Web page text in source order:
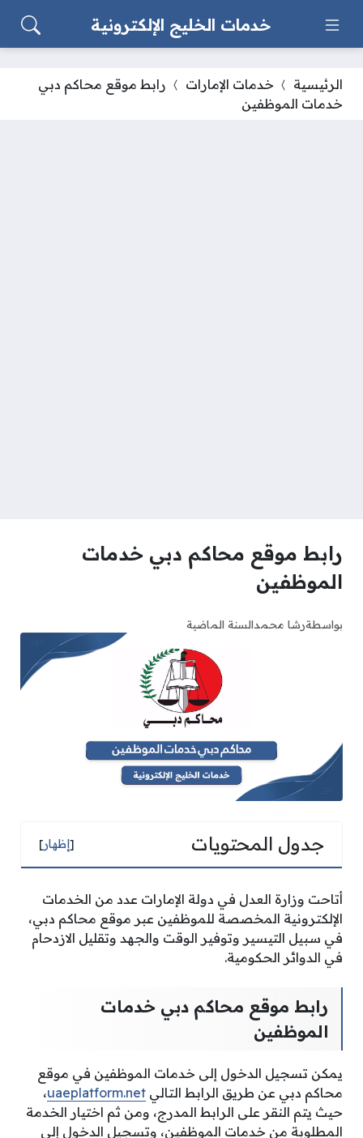
خدمات الخليج الإلكترونية
الرئيسية خدمات الإمارات
رابط موقع محاكم دبي
خدمات الموظفين
رابط موقع محاكم دبي خدمات
الموظفين
بواسطةرشا محمدالسنة الماضية
جدول المحتويات [إظهار]
أتاحت وزارة العدل في دولة الإمارات عدد من الخدمات
الإلكترونية المخصصة للموظفين عبر موقع محاكم دبي،
في سبيل التيسير وتوفير الوقت والجهد وتقليل الازدحام
في الدوائر الحكومية.
رابط موقع محاكم دبي خدمات
الموظفين
يمكن تسجيل الدخول إلى خدمات الموظفين في موقع
محاكم دبي عن طريق الرابط التالي uaeplatform.net،
حيث يتم النقر على الرابط المدرج، ومن ثم اختيار الخدمة
المطلوبة من خدمات الموظفين، وتسجيل الدخول إلى